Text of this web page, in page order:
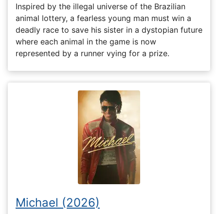
Inspired by the illegal universe of the Brazilian
animal lottery, a fearless young man must win a
deadly race to save his sister in a dystopian future
where each animal in the game is now
represented by a runner vying for a prize.
Michael (2026)